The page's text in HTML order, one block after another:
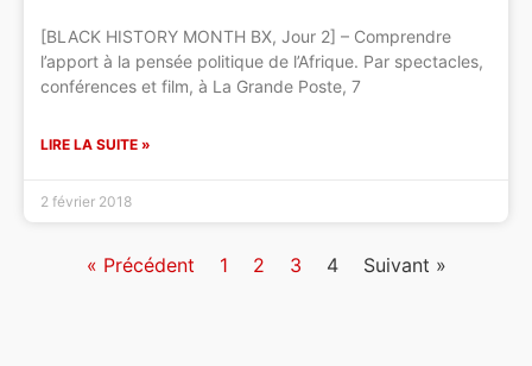
[BLACK HISTORY MONTH BX, Jour 2] – Comprendre
l’apport à la pensée politique de l’Afrique. Par spectacles,
conférences et film, à La Grande Poste, 7
LIRE LA SUITE »
2 février 2018
« Précédent 1 2 3 4 Suivant »